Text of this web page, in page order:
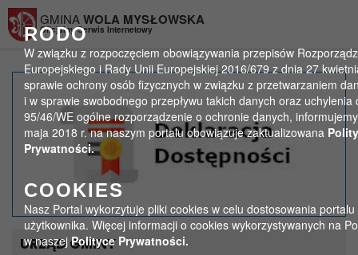
RODO
W związku z rozpoczęciem obowiązywania przepisów
Europejskiego i Rady Unii Europejskiej 2016/679 z dnia 27
sprawie ochrony osób fizycznych w związku z przetwarzaniem
i w sprawie swobodnego przepływu takich danych oraz uchylenia
95/46/WE ogólne rozporządzenie o ochronie danych,
maja 2018 r. na naszym portalu obowiązuje zaktualizowana
Prywatności.
COOKIES
Nasz Portal wykorzytuje pliki cookies w celu dostosowania
użytkownika. Więcej informacji o cookies wykorzystywanych na
w naszejPolityce Prywatności.
GMINA WOLA MYSŁOWSKA
Oficjalny Serwis Internetowy
Spotkanie autorskie z
Moniką Madejek
Spotkania autorskie >
Spotkanie autorskie z Moniką Madejek
URZĄD GMINY